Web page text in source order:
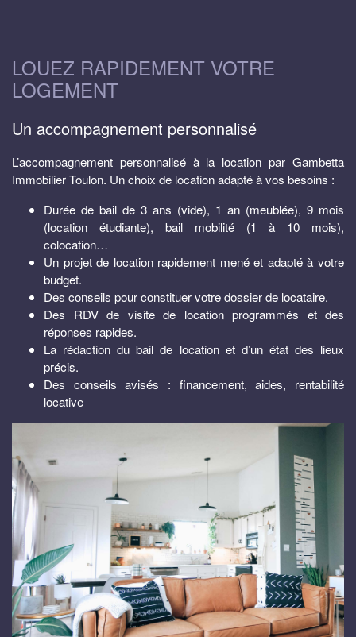
LOUEZ RAPIDEMENT VOTRE
LOGEMENT
Un accompagnement personnalisé
L’accompagnement personnalisé à la location par Gambetta
Immobilier Toulon. Un choix de location adapté à vos besoins :
Durée de bail de 3 ans (vide), 1 an (meublée), 9 mois
(location étudiante), bail mobilité (1 à 10 mois),
colocation…
Un projet de location rapidement mené et adapté à votre
budget.
Des conseils pour constituer votre dossier de locataire.
Des RDV de visite de location programmés et des
réponses rapides.
La rédaction du bail de location et d’un état des lieux
précis.
Des conseils avisés : financement, aides, rentabilité
locative